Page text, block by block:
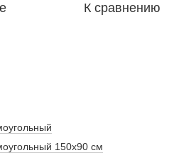
К сравнению
150х90 см